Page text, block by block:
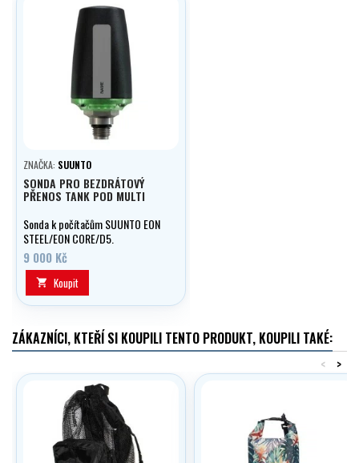
ZNAČKA: SUUNTO
SONDA PRO BEZDRÁTOVÝ
PŘENOS TANK POD MULTI
Sonda k počítačům SUUNTO EON
STEEL/EON CORE/D5.
9 000 Kč
 Koupit
ZÁKAZNÍCI, KTEŘÍ SI KOUPILI TENTO PRODUKT, KOUPILI TAKÉ:
>
<